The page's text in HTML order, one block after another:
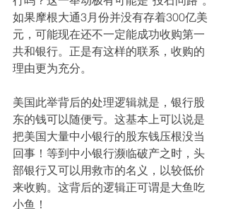
如果摩根大通3月份并没有存着300亿美
元，可能现在还不一定能成功收购第一
共和银行。正是有这样的联系，收购的
理由更为充分。
美国此举背后的处理逻辑就是，银行股
东的钱可以随便亏。这基本上可以说是
把美国大量中小银行的股东钱压根没当
回事！等到中小银行濒临破产之时，头
部银行又可以用救市的名义，以较低价
来收购。这背后的逻辑正可谓是大鱼吃
小鱼！